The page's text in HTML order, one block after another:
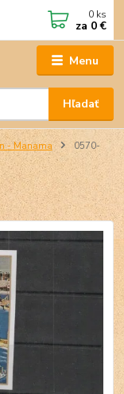
Menu
Hľadať
0 ks
za 0 €
- Manama
0570-